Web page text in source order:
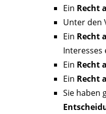
Ein Recht
Unter den
Ein Recht
Interesses
Ein Recht
Ein Recht
Sie haben